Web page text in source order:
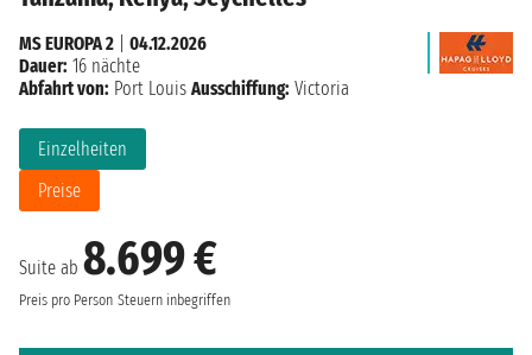
Suite ab 8.699 €
Preis pro Person Steuern inbegriffen
Einzelheiten
Preise
MS EUROPA 2
04.12.2026
Dauer: 16 nächte
Abfahrt von: Port Louis Ausschiffung: Victoria